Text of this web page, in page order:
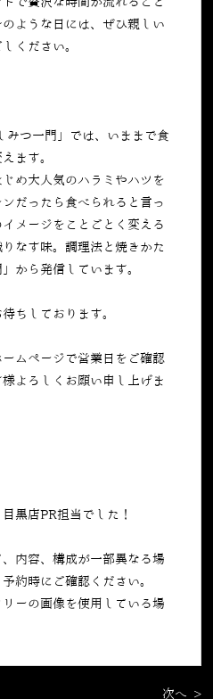
で贅沢な時間が流れること
ような日には、ぜひ親しい
ください。
つ一門」では、いままで食
ます。
め大人気のハラミやハツを
ンだったら食べられると言っ
メージをことごとく変える
なす味。調理法と焼きかた
から発信しています。
ちしております。
ムページで営業日をご確認
よろしくお願い申し上げま
黒店PR担当でした！
内容、構成が一部異なる場
約時にご確認ください。
ーの画像を使用している場
次へ >